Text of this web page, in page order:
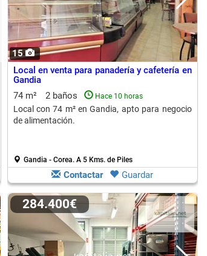
15
Local en venta para panadería y cafetería en
Gandia
74 m²
2 baños Hace 10 horas
Local con 74 m² en Gandia, apto para negocio
de alimentación.
Gandia - Corea. A 5 Kms. de Piles
Contactar Guardar
284.400€